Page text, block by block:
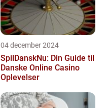
04 december 2024
SpilDanskNu: Din Guide til
Danske Online Casino
Oplevelser